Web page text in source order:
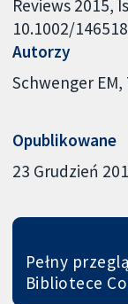
Reviews 2015,
10.1002/
Autorzy
Schwenger EM
Opublikowane
23 Grudzień
Pełny
Bibliotece